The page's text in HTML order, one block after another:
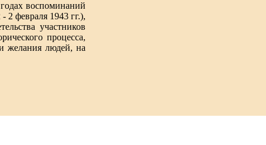
воспоминаний
2 февраля 1943 гг.),
участников
процесса,
желания людей, на